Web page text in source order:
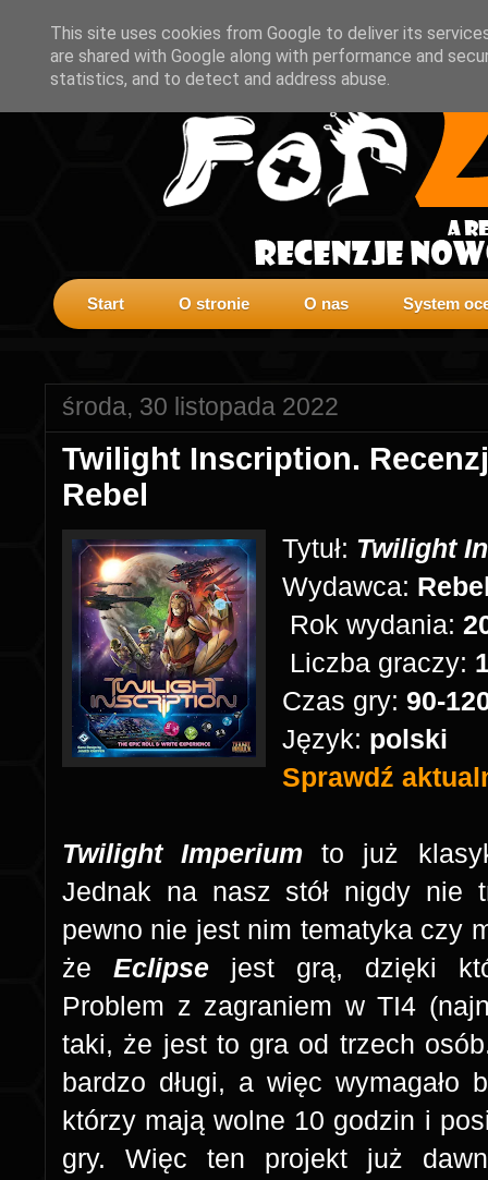
Start O stronie O nas System
środa, 30 listopada 2022
Twilight Inscription.
Rebel
Tytuł: Twilight
Wydawca:
Rok wydania:
Liczba graczy:
Czas gry: 90-
Język: polski
Sprawdź
Twilight Imperium to już
Jednak na nasz stół nigdy nie
pewno nie jest nim tematyka czy
że Eclipse jest grą, dzięki
Problem z zagraniem w TI4
taki, że jest to gra od trzech
bardzo długi, a więc wymagało
którzy mają wolne 10 godzin i
gry. Więc ten projekt już
This site uses cookies from Google to deliver its
are shared with Google along with performance and
statistics, and to detect and address abuse.